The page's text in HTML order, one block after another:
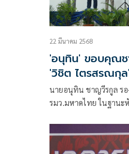
22 มีนาคม 2568
'อนุทิน​' ขอบคุณช
'วิชิต​ ไตรสรณกุ
7
นายอนุทิน ชาญวีรกูล ร
รมว.มหาดไทย​ ในฐาน